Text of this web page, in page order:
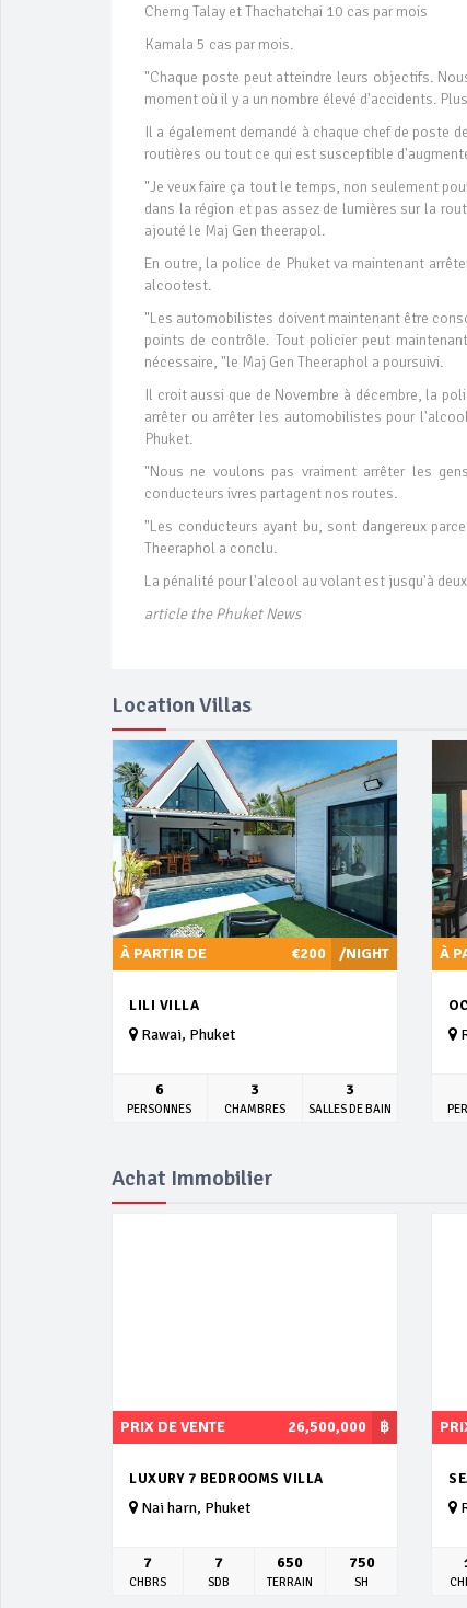
Cherng Talay et Thachatchai 10 cas par mois
Kamala 5 cas par mois.
"Chaque poste peut atteindre leurs objectifs.
moment où il y a un nombre élevé d'accidents.
Il a également demandé à chaque chef de poste
routières ou tout ce qui est susceptible
"Je veux faire ça tout le temps, non seulement
dans la région et pas assez de lumières sur la
ajouté le Maj Gen theerapol.
En outre, la police de Phuket va maintenant
alcootest.
"Les automobilistes doivent maintenant être
points de contrôle. Tout policier peut
nécessaire, "le Maj Gen Theeraphol a poursuivi.
Il croit aussi que de Novembre à décembre, la
arrêter ou arrêter les automobilistes pour
Phuket.
"Nous ne voulons pas vraiment arrêter les
conducteurs ivres partagent nos routes.
"Les conducteurs ayant bu, sont dangereux
Theeraphol a conclu.
La pénalité pour l'alcool au volant est jusqu'à
article the Phuket News
Location Villas
/NIGHT
À PARTIR DE €200
LILI VILLA
Rawai, Phuket
6
PERSONNES
3
CHAMBRES
3
SALLES DE BAIN
À
Achat Immobilier
฿
PRIX DE VENTE 26,500,000
LUXURY 7 BEDROOMS VILLA
Nai harn, Phuket
7
CHBRS
7
SDB
650
TERRAIN
750
SH